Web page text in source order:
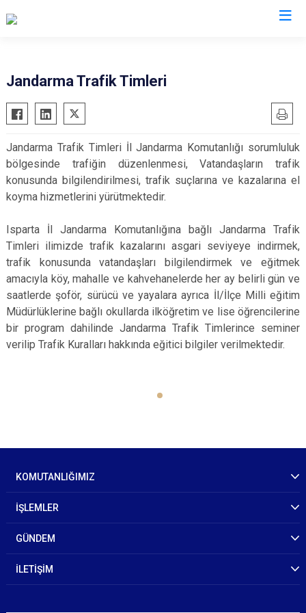
Jandarma Trafik Timleri
Jandarma Trafik Timleri İl Jandarma Komutanlığı sorumluluk
bölgesinde trafiğin düzenlenmesi, Vatandaşların trafik
konusunda bilgilendirilmesi, trafik suçlarına ve kazalarına el
koyma hizmetlerini yürütmektedir.
Isparta İl Jandarma Komutanlığına bağlı Jandarma Trafik
Timleri ilimizde trafik kazalarını asgari seviyeye indirmek,
trafik konusunda vatandaşları bilgilendirmek ve eğitmek
amacıyla köy, mahalle ve kahvehanelerde her ay belirli gün ve
saatlerde şoför, sürücü ve yayalara ayrıca İl/İlçe Milli eğitim
Müdürlüklerine bağlı okullarda ilköğretim ve lise öğrencilerine
bir program dahilinde Jandarma Trafik Timlerince seminer
verilip Trafik Kuralları hakkında eğitici bilgiler verilmektedir.
KOMUTANLIĞIMIZ
İŞLEMLER
GÜNDEM
İLETİŞİM